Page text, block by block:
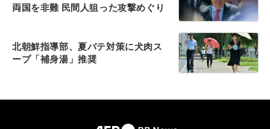
両国を非難 民間人狙った攻撃めぐり
北朝鮮指導部、夏バテ対策に犬肉ス
ープ「補身湯」推奨